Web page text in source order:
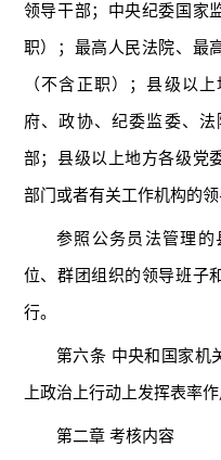
领导干部；中央纪委国家
职）；最高人民法院、最
（不含正职）；县级以
府、政协、纪委监委、
部；县级以上地方各级党
部门或者有关工作机构的领
参照公务员法管理
位、群团组织的领导班子
行。
第六条 中央和国家机
上政治上行动上发挥表率
第二章 考核内容